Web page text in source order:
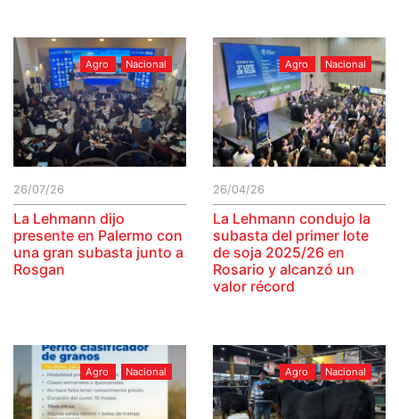
Agro Nacional
26/07/26
La Lehmann dijo
presente en Palermo con
una gran subasta junto a
Rosgan
Agro Nacional
26/04/26
La Lehmann condujo la
subasta del primer lote
de soja 2025/26 en
Rosario y alcanzó un
valor récord
Agro Nacional Agro Nacional